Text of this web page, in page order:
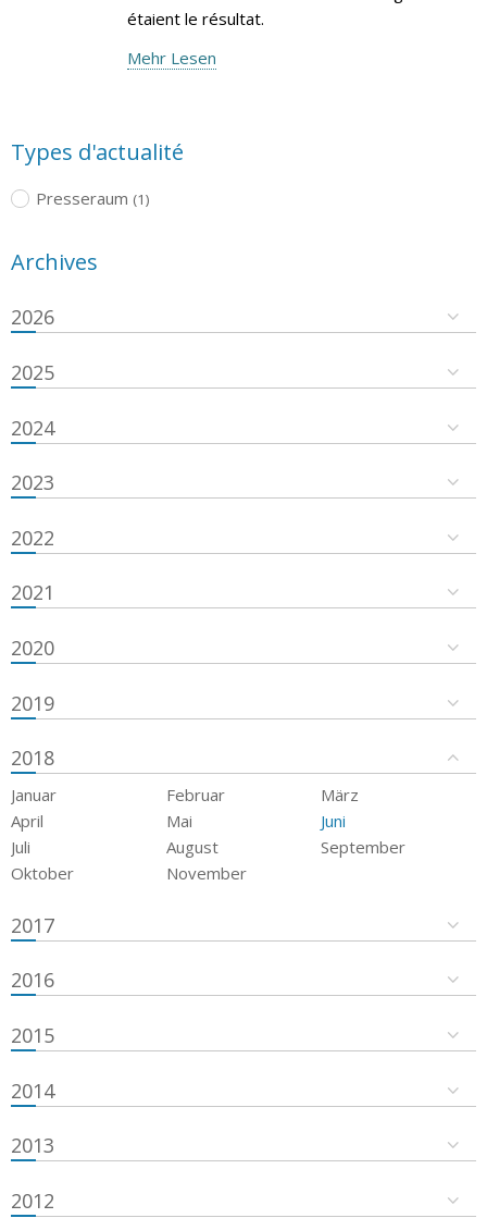
étaient le résultat.
Mehr Lesen
Types d'actualité
Presseraum (1)
Archives
2026
2025
2024
2023
2022
2021
2020
2019
2018
Januar Februar
März
April
Mai
Juni
Juli
August
September
Oktober
November
2017
2016
2015
2014
2013
2012